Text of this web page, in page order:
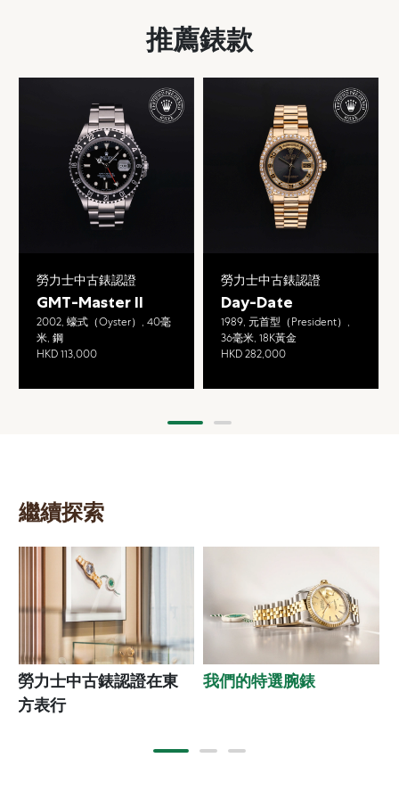
推薦錶款
勞力士中古錶認證
GMT-Master II
2002, 蠔式（Oyster）, 40毫
米, 鋼
HKD 113,000
勞力士中古錶認證
Day-Date
1989, 元首型（President）,
36毫米, 18K黃金
HKD 282,000
繼續探索
勞力士中古錶認證在東
方表行
我們的特選腕錶